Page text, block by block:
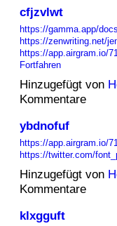
cfjzvlwt
https://gamma.app/
https://zenwriting.net/
https://app.airgram.io/
Fortfahren
Hinzugefügt von
Kommentare
ybdnofuf
https://app.airgram.io/
https://twitter.com/
Hinzugefügt von
Kommentare
klxgguft